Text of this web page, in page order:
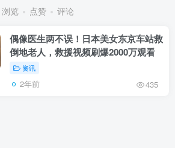
浏览 点赞 评论
偶像医生两不误！日本美女东京车站救
倒地老人，救援视频刷爆2000万观看
资讯
2年前 435